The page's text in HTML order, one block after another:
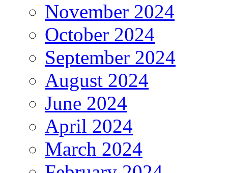
November 2024
October 2024
September 2024
August 2024
June 2024
April 2024
March 2024